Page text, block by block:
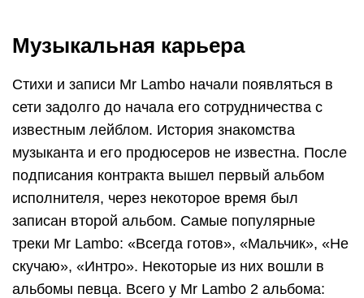
Музыкальная карьера
Стихи и записи Mr Lambo начали появляться в
сети задолго до начала его сотрудничества с
известным лейблом. История знакомства
музыканта и его продюсеров не известна. После
подписания контракта вышел первый альбом
исполнителя, через некоторое время был
записан второй альбом. Самые популярные
треки Mr Lambo: «Всегда готов», «Мальчик», «Не
скучаю», «Интро». Некоторые из них вошли в
альбомы певца. Всего у Mr Lambo 2 альбома: